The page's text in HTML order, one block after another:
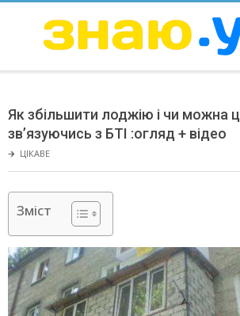
ЗНАЮ
Menu
Як збільшити лоджію і чи можна
зв’язуючись з БТІ :огляд + відео
🡲 ЦІКАВЕ
Зміст